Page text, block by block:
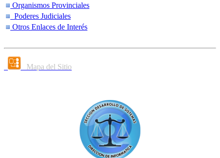
Organismos Provinciales
Poderes Judiciales
Otros Enlaces de Interés
Mapa del Sitio